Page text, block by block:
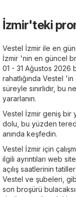
İzmir'teki
Vestel İzmir ile en
İzmir 'nin en güncel
01 - 31 Ağustos 2026
rahatlığında Vestel
süreyle sınırlıdır, bu
yararlanın.
Vestel İzmir geniş bir
dolu, bu yüzden
anında keşfedin.
Vestel İzmir için
ilgili ayrıntıları web
açılış saatlerinin
Vestel ve şubeleri,
son broşürü